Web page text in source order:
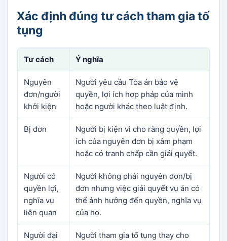
Xác định đúng tư cách tham gia tố
tụng
Tư cách Ý nghĩa
Nguyên
đơn/người
khởi kiện
Người yêu cầu Tòa án bảo vệ
quyền, lợi ích hợp pháp của mình
hoặc người khác theo luật định.
Bị đơn
Người bị kiện vì cho rằng quyền, lợi
ích của nguyên đơn bị xâm phạm
hoặc có tranh chấp cần giải quyết.
Người có
quyền lợi,
nghĩa vụ
liên quan
Người không phải nguyên đơn/bị
đơn nhưng việc giải quyết vụ án có
thể ảnh hưởng đến quyền, nghĩa vụ
của họ.
Người đại
Người tham gia tố tụng thay cho